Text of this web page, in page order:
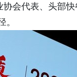
会代表、头部
。